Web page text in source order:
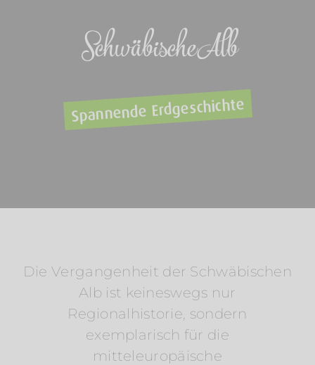
Schwäbische Alb
Spannende Erdgeschichte
Die Vergangenheit der Schwäbischen
Alb ist keineswegs nur
Regionalhistorie, sondern
exemplarisch für die
mitteleuropäische